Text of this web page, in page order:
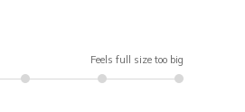
Feels full size too big